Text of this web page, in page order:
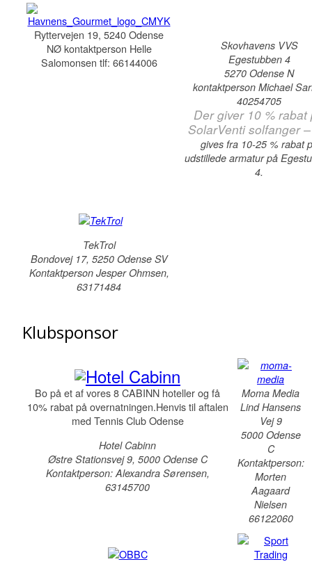
Ryttervejen 19, 5240 Odense
NØ kontaktperson Helle
Salomonsen tlf: 66144006
Skovhavens VVS
Egestubben 4
5270 Odense N
kontaktperson Michael
40254705
Der giver 10 % rabat
SolarVenti solfanger
gives fra 10-25 % rabat
udstillede armatur på
4.
TekTrol
Bondovej 17, 5250 Odense SV
Kontaktperson Jesper Ohmsen,
63171484
Klubsponsor
Bo på et af vores 8 CABINN hoteller og få
10% rabat på overnatningen.Henvis til aftalen
med Tennis Club Odense
Hotel Cabinn
Østre Stationsvej 9, 5000 Odense C
Kontaktperson: Alexandra Sørensen,
63145700
Moma Media
Lind Hansens
Vej 9
5000 Odense
C
Kontaktperson:
Morten
Aagaard
Nielsen
66122060